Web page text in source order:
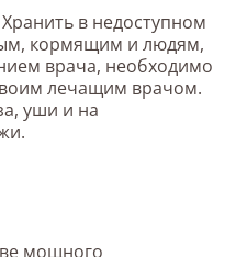
в недоступном
кормящим и людям,
врача, необходимо
лечащим врачом.
уши и на
мощного